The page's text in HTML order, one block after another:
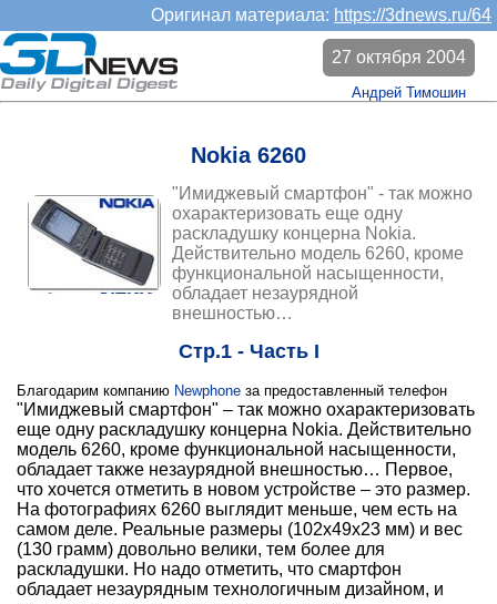
Оригинал материала: https://3dnews.ru/64
Nokia 6260
"Имиджевый смартфон" - так можно
охарактеризовать еще одну
раскладушку концерна Nokia.
Действительно модель 6260, кроме
функциональной насыщенности,
обладает незаурядной
внешностью…
27 октября 2004
Андрей Тимошин
Стр.1 - Часть I
Благодарим компанию Newphone за предоставленный телефон
"Имиджевый смартфон" – так можно охарактеризовать
еще одну раскладушку концерна Nokia. Действительно
модель 6260, кроме функциональной насыщенности,
обладает также незаурядной внешностью… Первое,
что хочется отметить в новом устройстве – это размер.
На фотографиях 6260 выглядит меньше, чем есть на
самом деле. Реальные размеры (102х49х23 мм) и вес
(130 грамм) довольно велики, тем более для
раскладушки. Но надо отметить, что смартфон
обладает незаурядным технологичным дизайном, и